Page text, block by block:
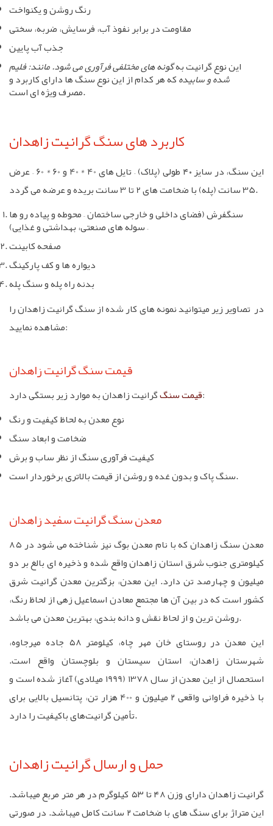
رنگ روشن و یکنواخت
مقاومت در برابر نفوذ آب، فرسایش، ضربه، سختی
جذب آب پایین
این نوع گرانیت بهگونه های مختلفی فرآوری می شود. مانند: فلیم
شده و سابیدهکه هر کدام از این نوع سنگ ها دارای کاربرد و
مصرف ویژه ای است.
کاربرد های سنگ گرانیت زاهدان
این سنگ، در سایز ۴۰ طولی (پلاک) – تایل های 40 * 40 و 60 * 60 – عرض
35 سانت (پله) با ضخامت های 2 تا 3 سانت بریده و عرضه می گردد.
سنگفرش (فضای داخلی و خارجی ساختمان – محوطه و پیاده رو ها
– سوله های صنعتی، بهداشتی و غذایی)
صفحه کابینت
دیواره ها و کف پارکینگ
بدنه راه پله و سنگ پله
در تصاویر زیر میتوانید نمونه های کار شده از سنگ گرانیت زاهدان را
مشاهده نمایید:
قیمت سنگ گرانیت زاهدان
قیمت سنگگرانیت زاهدان به موارد زیر بستگی دارد:
نوع معدن به لحاظ کیفیت و رنگ
ضخامت و ابعاد سنگ
کیفیت فرآوری سنگ از نظر ساب و برش
سنگ پاک و بدون غده و روشن از قیمت بالاتری برخوردار است.
معدن سنگ گرانیت سفید زاهدان
معدن سنگ زاهدان که با نام معدن بوگ نیز شناخته می شود در ۸۵
کیلومتری جنوب شرق استان زاهدان واقع شده و ذخیره ای بالغ بر دو
میلیون و چهارصد تن دارد. این معدن، بزگترین معدن گرانیت شرق
کشور است که در بین آن ها مجتمع معادن اسماعیل زهی از لحاظ رنگ،
روشن ترین و از لحاظ نقش و دانه بندی، بهترین معدن می باشد.
این معدن در روستای خان مهر چاه، کیلومتر ۵۸ جاده میرجاوه،
شهرستان زاهدان، استان سیستان و بلوچستان واقع است.
استحصال از این معدن از سال 1378 (1999 میلادی) آغاز شده است و
با ذخیره فراوانی واقعی ۲ میلیون و 400 هزار تن، پتانسیل بالایی برای
تأمین گرانیت‌های باکیفیت را دارد.
حمل و ارسال گرانیت زاهدان
گرانیت زاهدان دارای وزن ۴۸ تا ۵۳ کیلوگرم در هر متر مربع میباشد.
این متراژ برای سنگ های با ضخامت ۲ سانت کامل میباشد. در صورتی